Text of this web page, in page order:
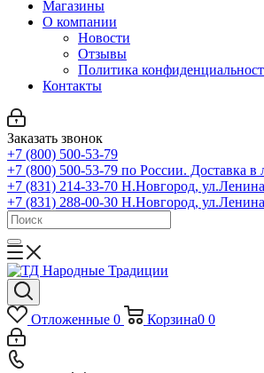
Магазины
О компании
Новости
Отзывы
Политика
Контакты
Заказать звонок
+7 (800) 500-53-79
+7 (800) 500-53-79 по России. Доставка в
+7 (831) 214-33-70 Н.Новгород,
+7 (831) 288-00-30 Н.Новгород,
Отложенные 0 Корзина0 0